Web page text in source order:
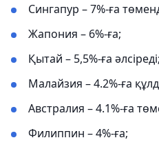
Сингапур – 7%-ға
Жапония – 6%-ға;
Қытай – 5,5%-ға әлсіреді;
Малайзия – 4.2%-ға
Австралия – 4.1%-ға
Филиппин – 4%-ға;